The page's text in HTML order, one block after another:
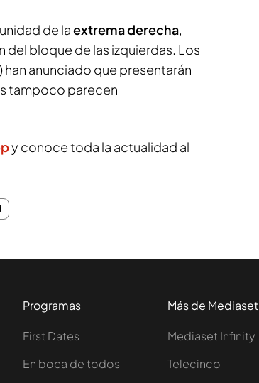
de laextrema derecha,
bloque de las izquierdas. Los
han anunciado que presentarán
tampoco parecen
y conoce toda la actualidad al
Programas
First Dates
En boca de todos
Más de Mediaset
Mediaset Infinity
Telecinco